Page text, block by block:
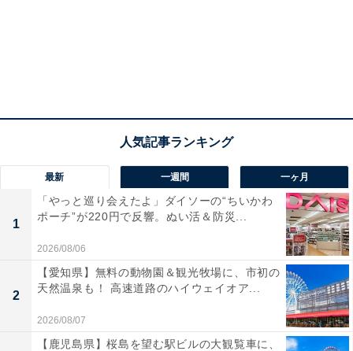
最新 一週間 一ヶ月
1
「やっと巡り会えたよ」ダイソーの“ちいかわ
ポーチ”が220円で反響。ぬい活＆防災...
2026/08/06
2
【愛知県】無料の動物園＆観光牧場に、市初の
天然温泉も！ 高速道路のハイウェイオア...
2026/08/07
【鹿児島県】桜島を望む駅ビルの大観覧車に、